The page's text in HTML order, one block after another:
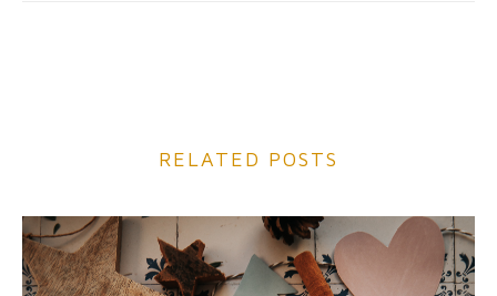
RELATED POSTS